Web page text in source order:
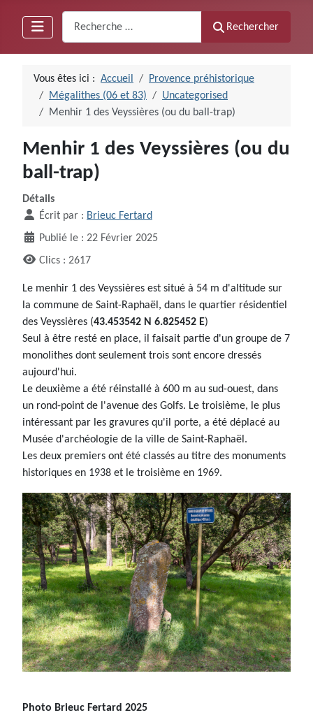
Rechercher
Vous êtes ici : Accueil
Provence préhistorique
Mégalithes (06 et 83)
Uncategorised
Menhir 1 des Veyssières (ou du ball-trap)
Menhir 1 des Veyssières (ou du
ball-trap)
Détails
Écrit par : Brieuc Fertard
Publié le : 22 Février 2025
Clics : 2617
Le menhir 1 des Veyssières est situé à 54 m d'altitude sur
la commune de Saint-Raphaël, dans le quartier résidentiel
des Veyssières (43.453542 N 6.825452 E)
Seul à être resté en place, il faisait partie d'un groupe de 7
monolithes dont seulement trois sont encore dressés
aujourd'hui.
Le deuxième a été réinstallé à 600 m au sud-ouest, dans
un rond-point de l'avenue des Golfs. Le troisième, le plus
intéressant par les gravures qu'il porte, a été déplacé au
Musée d'archéologie de la ville de Saint-Raphaël.
Les deux premiers ont été classés au titre des monuments
historiques en 1938 et le troisième en 1969.
Photo Brieuc Fertard 2025